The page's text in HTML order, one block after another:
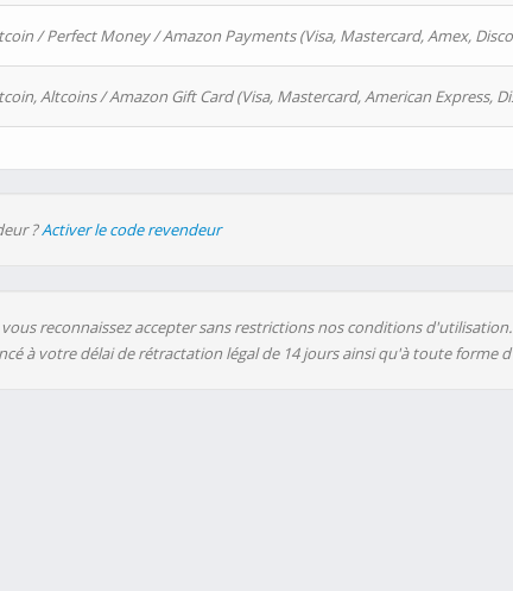
/ Perfect Money / Amazon Payments (Visa, Mastercard, Amex,
Altcoins / Amazon Gift Card (Visa, Mastercard, American Express,
?Activer le code revendeur
reconnaissez accepter sans restrictions nos conditions d'utilisation.
à votre délai de rétractation légal de 14 jours ainsi qu'à toute forme